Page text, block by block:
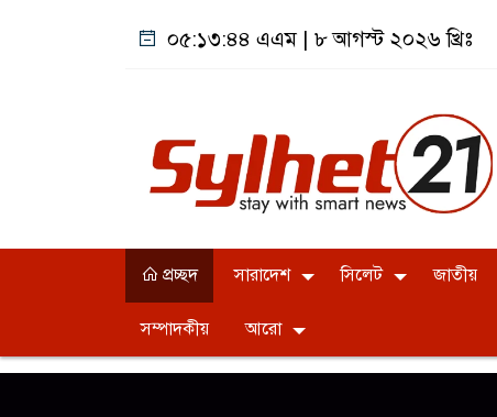
০৫:১৩:৪৫ এএম | ৮ আগস্ট ২০২৬ খ্রিঃ
প্রচ্ছদ সারাদেশ সিলেট জাতীয়
সম্পাদকীয় আরো